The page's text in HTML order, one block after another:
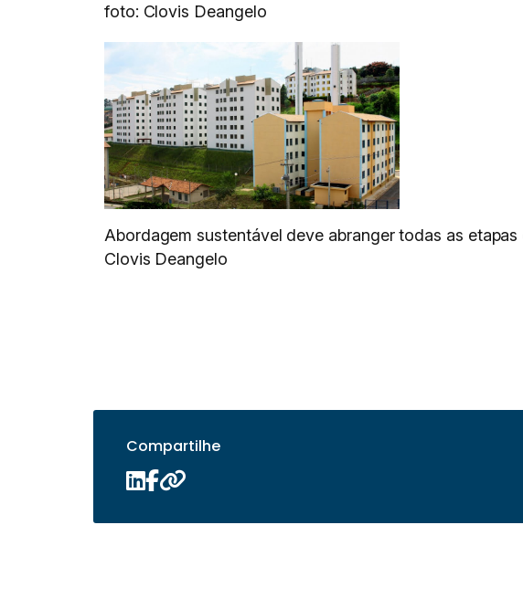
foto: Clovis Deangelo
Abordagem sustentável deve abranger todas as
Clovis Deangelo
Compartilhe